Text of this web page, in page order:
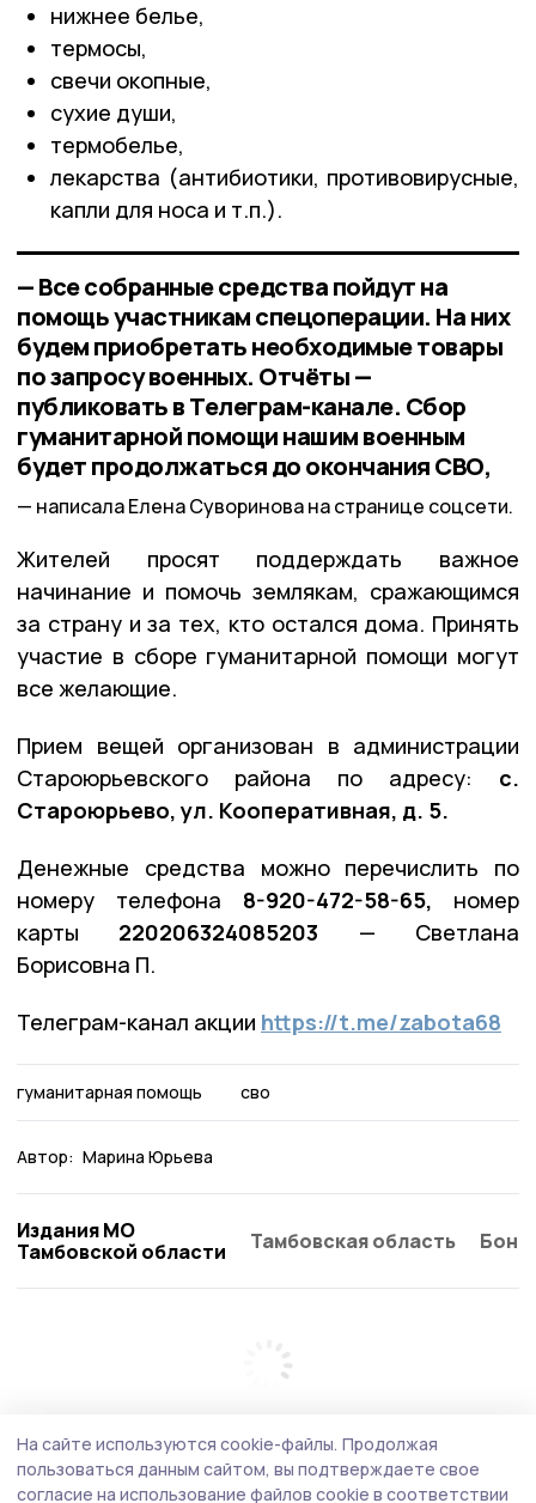
нижнее белье,
термосы,
свечи окопные,
сухие души,
термобелье,
лекарства (антибиотики, противовирусные,
капли для носа и т.п.).
— Все собранные средства пойдут на
помощь участникам спецоперации. На них
будем приобретать необходимые товары
по запросу военных. Отчёты —
публиковать в Телеграм-канале. Сбор
гуманитарной помощи нашим военным
будет продолжаться до окончания СВО,
написала Елена Суворинова на странице соцсети.
Жителей просят поддерждать важное
начинание и помочь землякам, сражающимся
за страну и за тех, кто остался дома. Принять
участие в сборе гуманитарной помощи могут
все желающие.
Прием вещей организован в администрации
Староюрьевского района по адресу: с.
Староюрьево, ул. Кооперативная, д. 5.
Денежные средства можно перечислить по
номеру телефона 8-920-472-58-65, номер
карты 220206324085203 — Светлана
Борисовна П.
Телеграм-канал акции https://t.me/zabota68
гуманитарная помощь сво
Автор: Марина Юрьева
Издания МО
Тамбовской области
Тамбовская область
На сайте используются cookie-файлы. Продолжая
пользоваться данным сайтом, вы подтверждаете свое
согласие на использование файлов cookie в соответствии